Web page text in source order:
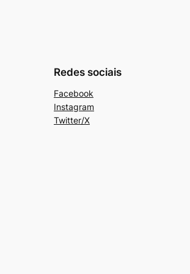
Redes sociais
Facebook
Instagram
Twitter/X